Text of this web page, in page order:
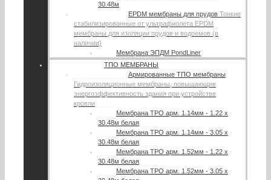
30.48м
EPDM мембраны для прудов Тонкие
стабилизированные от ультрафиолета EPDM
мембраны для изоляции прудов и водоемов (в
наличии)
Мембрана ЭПДМ PondLiner
ТПО МЕМБРАНЫ
Армированные ТПО мембраны
Гидроизоляционные мембраны, повышающие
энергоэффективность здания при устройстве
кровли
Мембрана TPO арм. 1.14мм - 1.22 х
30.48м белая
Мембрана TPO арм. 1.14мм - 3.05 х
30.48м белая
Мембрана TPO арм. 1.52мм - 1.22 х
30.48м белая
Мембрана TPO арм. 1.52мм - 3.05 х